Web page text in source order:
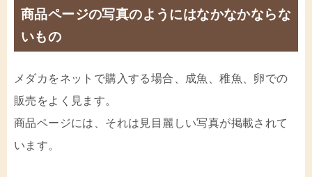
商品ページの写真のようにはなかなかならな
いもの
メダカをネットで購入する場合、成魚、稚魚、卵での
販売をよく見ます。
商品ページには、それは見目麗しい写真が掲載されて
います。